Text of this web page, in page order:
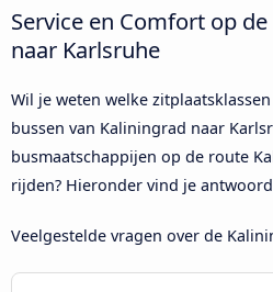
Service en Comfort op
naar Karlsruhe
Wil je weten welke
bussen van Kaliningrad naar
busmaatschappijen op de route
rijden? Hieronder vind je
Veelgestelde vragen over de